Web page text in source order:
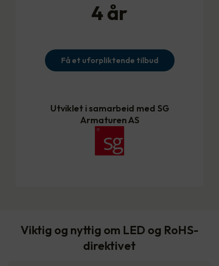
4år
Få et uforpliktende tilbud
Utviklet i samarbeid med SG
Armaturen AS
Viktig og nyttig om LED og RoHS-
direktivet